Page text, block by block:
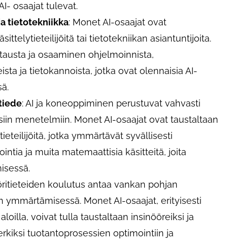
osaajat tulevat.
tietotekniikka: Monet AI-osaajat ovat
tai tietotekniikan asiantuntijoita.
ja osaaminen ohjelmoinnista,
ja tietokannoista, jotka ovat olennaisia AI-
: AI ja koneoppiminen perustuvat vahvasti
menetelmiin. Monet AI-osaajat ovat taustaltaan
jotka ymmärtävät syvällisesti
ja muita matemaattisia käsitteitä, joita
koulutus antaa vankan pohjan
Monet AI-osaajat, erityisesti
voivat tulla taustaltaan insinööreiksi ja
tuotantoprosessien optimointiin ja